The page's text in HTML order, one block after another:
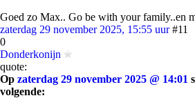
Goed zo Max.. Go be with your family..en
zaterdag 29 november 2025, 15:55 uur #11
0
Donderkonijn
quote:
Op zaterdag 29 november 2025 @ 14:01
volgende: